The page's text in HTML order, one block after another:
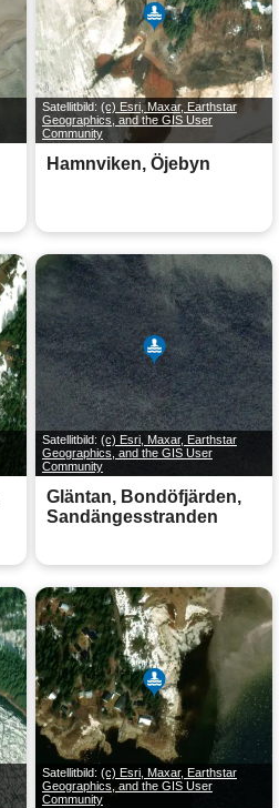
Satellitbild: (c) Esri, Maxar, Earthstar
Geographics, and the GIS User
Community
Hamnviken, Öjebyn
Satellitbild: (c) Esri, Maxar, Earthstar
Geographics, and the GIS User
Community
Gläntan, Bondöfjärden,
Sandängesstranden
Satellitbild: (c) Esri, Maxar, Earthstar
Geographics, and the GIS User
Community